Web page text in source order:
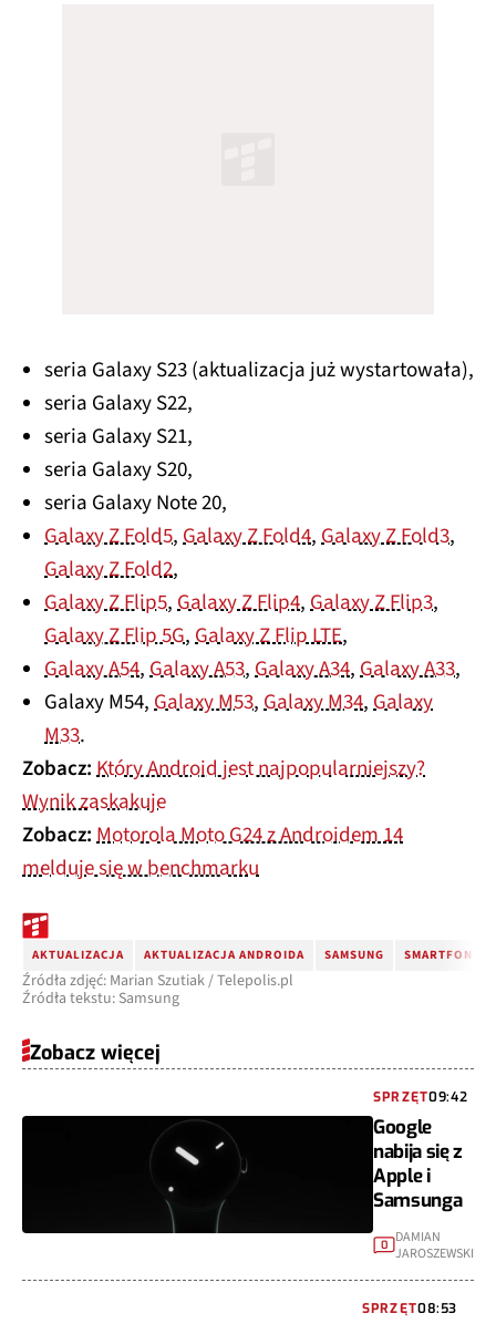
seria Galaxy S23 (aktualizacja już wystartowała),
seria Galaxy S22,
seria Galaxy S21,
seria Galaxy S20,
seria Galaxy Note 20,
Galaxy Z Fold5,Galaxy Z Fold4,Galaxy Z Fold3,
Galaxy Z Fold2,
Galaxy Z Flip5,Galaxy Z Flip4,Galaxy Z Flip3,
Galaxy Z Flip 5G,Galaxy Z Flip LTE,
Galaxy A54,Galaxy A53,Galaxy A34,Galaxy A33,
Galaxy M54,Galaxy M53,Galaxy M34,Galaxy
M33.
Zobacz:Który Android jest najpopularniejszy?
Wynik zaskakuje
Zobacz:Motorola Moto G24 z Androidem 14
melduje się w benchmarku
AKTUALIZACJA AKTUALIZACJA ANDROIDA SAMSUNG SMARTFONY
Źródła zdjęć: Marian Szutiak / Telepolis.pl
Źródła tekstu: Samsung
Zobacz więcej
SPRZĘT09:42
Google
nabija się z
Apple i
Samsunga
0
DAMIAN
JAROSZEWSKI
SPRZĘT08:53